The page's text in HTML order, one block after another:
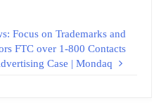
Focus on Trademarks and
FTC over 1-800 Contacts
Case | Mondaq